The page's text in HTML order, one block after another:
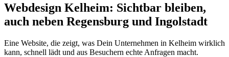
Webdesign Kelheim: Sichtbar bleiben,
auch neben Regensburg und Ingolstadt
Eine Website, die zeigt, was Dein Unternehmen in Kelheim wirklich
kann, schnell lädt und aus Besuchern echte Anfragen macht.